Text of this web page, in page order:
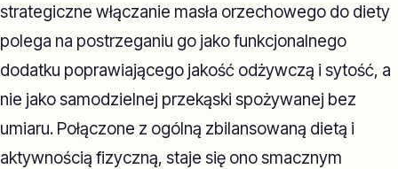
strategiczne włączanie masła orzechowego do diety
polega na postrzeganiu go jako funkcjonalnego
dodatku poprawiającego jakość odżywczą i sytość, a
nie jako samodzielnej przekąski spożywanej bez
umiaru. Połączone z ogólną zbilansowaną dietą i
aktywnością fizyczną, staje się ono smacznym